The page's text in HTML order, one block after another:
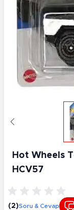
Hot Wheels
HCV57
(2)Soru & Cevap